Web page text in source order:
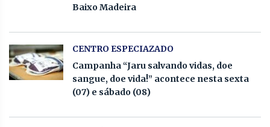
Baixo Madeira
CENTRO ESPECIAZADO
Campanha “Jaru salvando vidas, doe
sangue, doe vida!” acontece nesta sexta
(07) e sábado (08)